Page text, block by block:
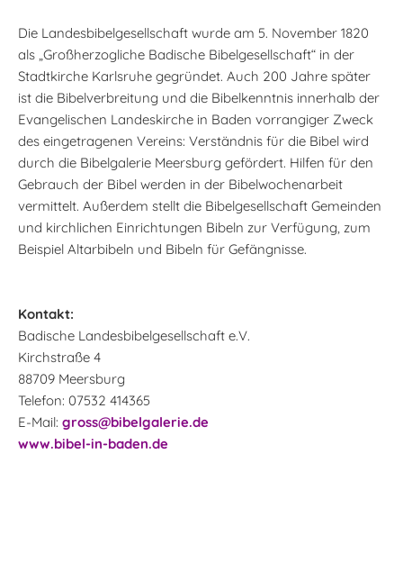
Die Landesbibelgesellschaft wurde am 5. November 1820
als „Großherzogliche Badische Bibelgesellschaft“ in der
Stadtkirche Karlsruhe gegründet. Auch 200 Jahre später
ist die Bibelverbreitung und die Bibelkenntnis innerhalb der
Evangelischen Landeskirche in Baden vorrangiger Zweck
des eingetragenen Vereins: Verständnis für die Bibel wird
durch die Bibelgalerie Meersburg gefördert. Hilfen für den
Gebrauch der Bibel werden in der Bibelwochenarbeit
vermittelt. Außerdem stellt die Bibelgesellschaft Gemeinden
und kirchlichen Einrichtungen Bibeln zur Verfügung, zum
Beispiel Altarbibeln und Bibeln für Gefängnisse.
Kontakt:
Badische Landesbibelgesellschaft e.V.
Kirchstraße 4
88709 Meersburg
Telefon: 07532 414365
E-Mail: gross@bibelgalerie.de
www.bibel-in-baden.de